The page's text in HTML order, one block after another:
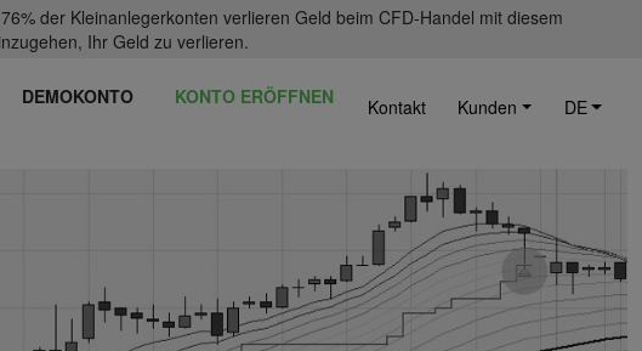
der Kleinanlegerkonten verlieren Geld beim CFD-Handel mit diesem
Ihr Geld zu verlieren.
DEMOKONTO KONTO ERÖFFNEN Kontakt Kunden DE